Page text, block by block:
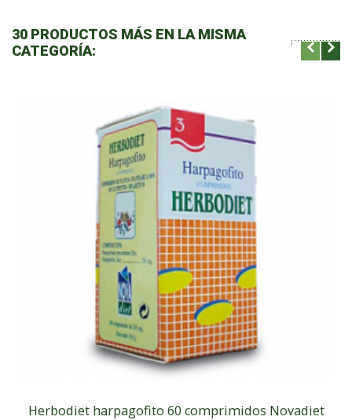
30 PRODUCTOS MÁS EN LA MISMA
CATEGORÍA:
Herbodiet harpagofito 60 comprimidos Novadiet